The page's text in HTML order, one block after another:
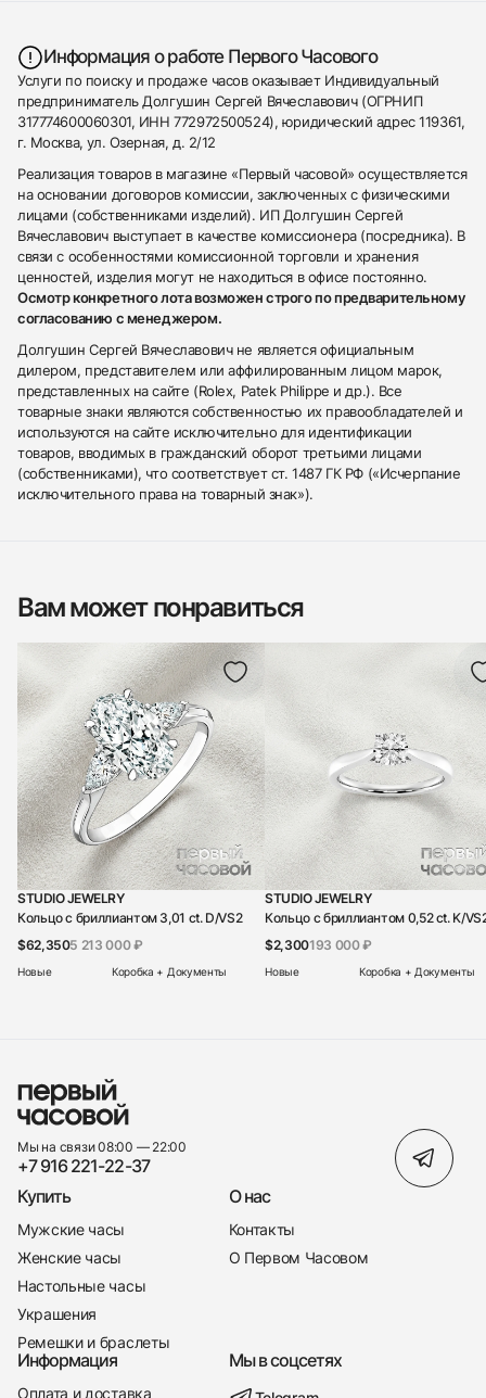
Информация о работе Первого Часового
Услуги по поиску и продаже часов оказывает Индивидуальный
предприниматель Долгушин Сергей Вячеславович (ОГРНИП
317774600060301, ИНН 772972500524), юридический адрес 119361,
г. Москва, ул. Озерная, д. 2/12
Реализация товаров в магазине «Первый часовой» осуществляется
на основании договоров комиссии, заключенных с физическими
лицами (собственниками изделий). ИП Долгушин Сергей
Вячеславович выступает в качестве комиссионера (посредника). В
связи с особенностями комиссионной торговли и хранения
ценностей, изделия могут не находиться в офисе постоянно.
Осмотр конкретного лота возможен строго по предварительному
согласованию с менеджером.
Долгушин Сергей Вячеславович не является официальным
дилером, представителем или аффилированным лицом марок,
представленных на сайте (Rolex, Patek Philippe и др.). Все
товарные знаки являются собственностью их правообладателей и
используются на сайте исключительно для идентификации
товаров, вводимых в гражданский оборот третьими лицами
(собственниками), что соответствует ст. 1487 ГК РФ («Исчерпание
исключительного права на товарный знак»).
Вам может понравиться
STUDIO JEWELRY
Кольцо с бриллиантом 3,01 ct. D/VS2
$62,3505 213 000 ₽
Новые Коробка + Документы
STUDIO JEWELRY
Кольцо с бриллиантом 0,52 ct. K/
$2,300193 000 ₽
Новые Коробка + Документы
Мы на связи 08:00 — 22:00
+7 916 221-22-37
Купить
Мужские часы
Женские часы
Настольные часы
Украшения
Ремешки и браслеты
О нас
Контакты
О Первом Часовом
Информация
Оплата и доставка
Мы в соцсетях